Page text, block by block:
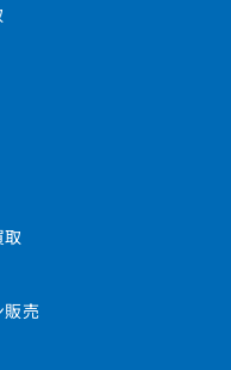
販売